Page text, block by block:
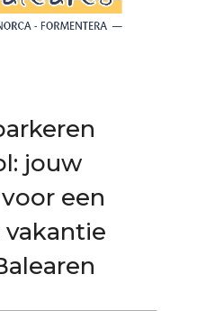
jouw
een
vakantie